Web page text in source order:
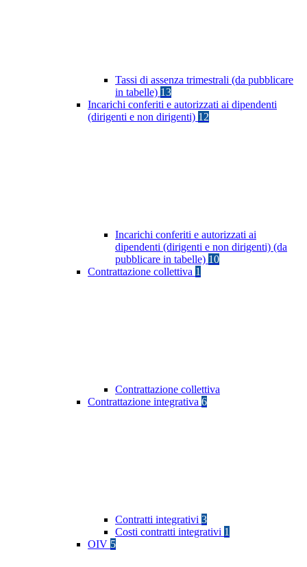
Tassi di assenza trimestrali (da pubblicare
in tabelle) 13
Incarichi conferiti e autorizzati ai dipendenti
(dirigenti e non dirigenti) 12
Incarichi conferiti e autorizzati ai
dipendenti (dirigenti e non dirigenti) (da
pubblicare in tabelle) 10
Contrattazione collettiva 1
Contrattazione collettiva
Contrattazione integrativa 6
Contratti integrativi 3
Costi contratti integrativi 1
OIV 5